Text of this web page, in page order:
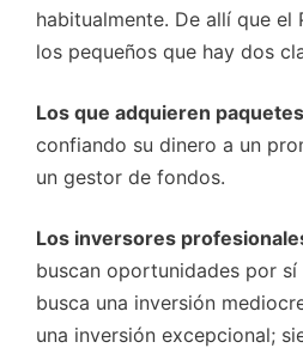
habitualmente. De allí que el
los pequeños que hay dos
Los que adquieren
confiando su dinero a un
un gestor de fondos.
Los inversores
buscan oportunidades por
busca una inversión
una inversión excepcional;